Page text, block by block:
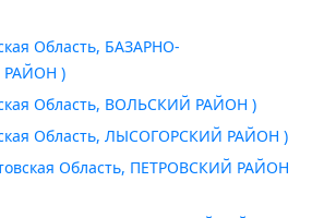
Область, БАЗАРНО-
РАЙОН )
Область, ВОЛЬСКИЙ РАЙОН )
Область, ЛЫСОГОРСКИЙ РАЙОН )
Область, ПЕТРОВСКИЙ РАЙОН